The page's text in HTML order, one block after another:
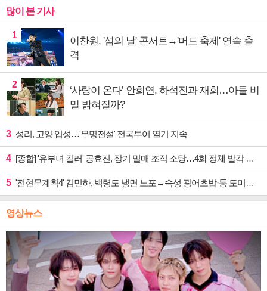
많이 본 기사
1
이찬원, '섬의 날' 콘서트→'머드 축제' 연속 출
격
2
‘사랑이 온다’ 안희연, 하석진과 재회…아들 비
밀 밝혀질까?
3 성리, 고양 입성…'무명전설' 전국투어 열기 지속
4 [종합] '유부녀 킬러' 공효진, 장기 밀매 조직 소탕…4화 정체 발각 위기 예고
5 '전현무계획4' 김민하, 백령도 냉면 노포→숙성 광어초밥·통 도미찜 맛집 탐방
영상뉴스